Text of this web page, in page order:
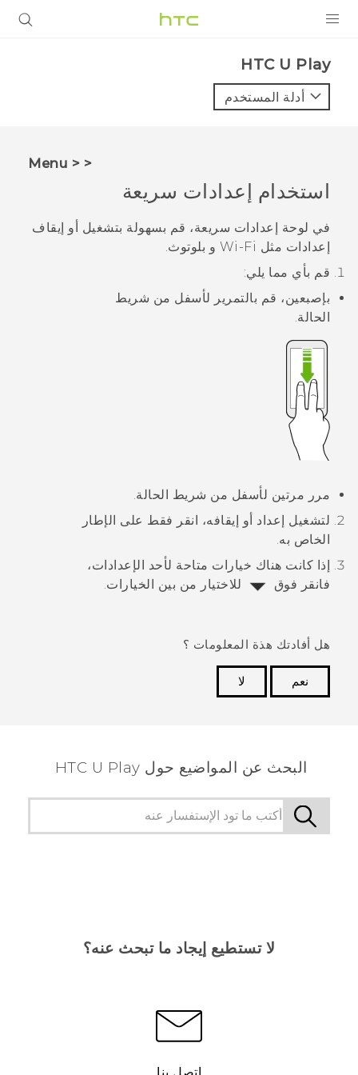
VIVE
VIVERSE
البرامج + التطبيقات
الدعم
أجهزة HTC والملحقات
HTC U Play‎
أدلة المستخدم
< < Menu
استخدام إعدادات سريعة
في لوحة إعدادات سريعة، قم بسهولة بتشغيل أو إيقاف
إعدادات مثل Wi‍-Fi و بلوتوث.
قم بأي مما يلي:
بإصبعين، قم بالتمرير لأسفل من شريط
الحالة.
مرر مرتين لأسفل من شريط الحالة.
لتشغيل إعداد أو إيقافه، انقر فقط على الإطار
الخاص به.
إذا كانت هناك خيارات متاحة لأحد الإعدادات،
فانقر فوق
للاختيار من بين الخيارات.
هل أفادتك هذة المعلومات ؟
نعم
لا
البحث عن المواضيع حول HTC U Play
لا تستطيع إيجاد ما تبحث عنه؟
اتصل بنا